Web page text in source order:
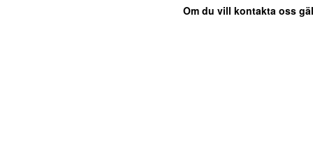
Om du vill kontakta oss